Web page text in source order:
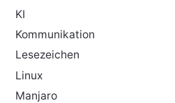
KI
Kommunikation
Lesezeichen
Linux
Manjaro